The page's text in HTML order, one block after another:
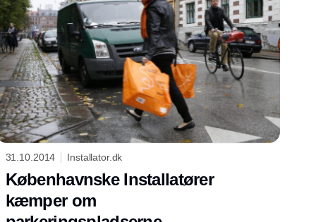
plads.
31.10.2014 Installator.dk
Københavnske Installatører
kæmper om